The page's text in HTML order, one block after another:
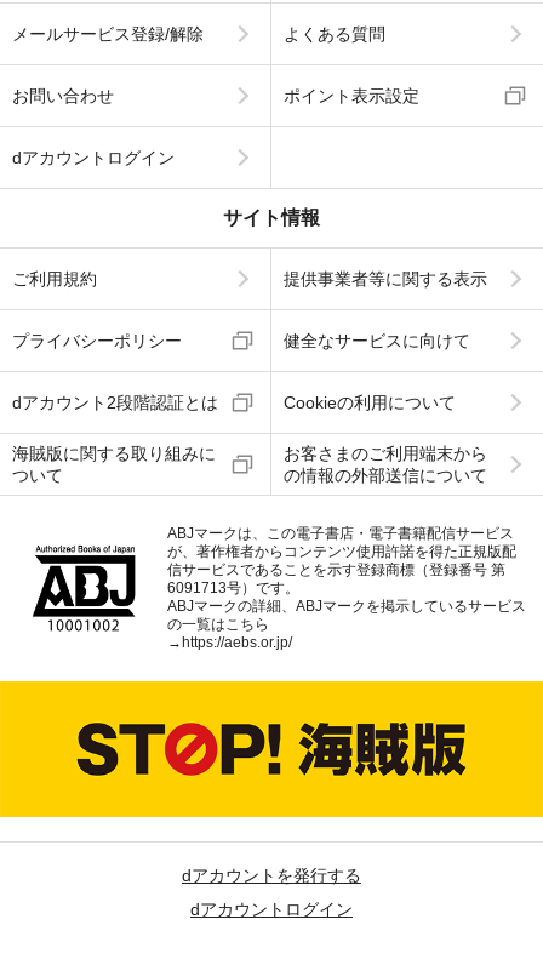
メールサービス登録/解除 よくある質問
お問い合わせ ポイント表示設定
dアカウントログイン
サイト情報
ご利用規約 提供事業者等に関する表示
プライバシーポリシー 健全なサービスに向けて
dアカウント2段階認証とは Cookieの利用について
海賊版に関する取り組みに
ついて
お客さまのご利用端末から
の情報の外部送信について
ABJマークは、この電子書店・電子書籍配信サービス
が、著作権者からコンテンツ使用許諾を得た正規版配
信サービスであることを示す登録商標（登録番号 第
6091713号）です。
ABJマークの詳細、ABJマークを掲示しているサービス
の一覧はこちら
→ https://aebs.or.jp/
dアカウントを発行する
dアカウントログイン